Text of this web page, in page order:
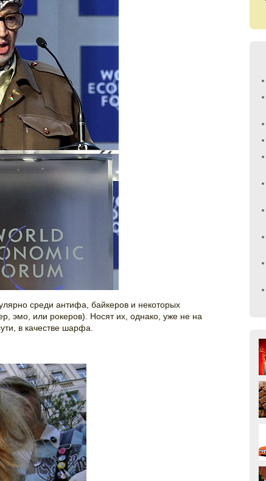
среди антифа, байкеров и некоторых
эмо, или рокеров). Носят их, однако, уже не на
в качестве шарфа.